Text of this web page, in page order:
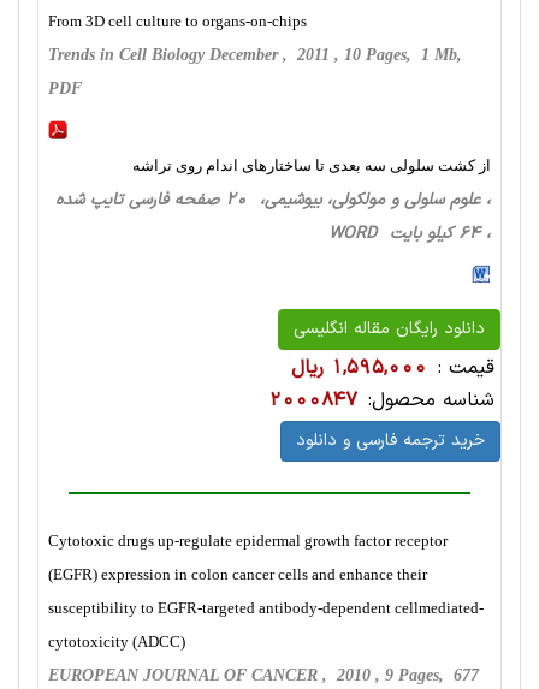
From 3D cell culture to organs-on-chips
Trends in Cell Biology December , 2011 , 10 Pages, 1 Mb,
PDF
از کشت سلولی سه بعدی تا ساختارهای اندام روی تراشه
، علوم سلولی و مولکولی، بیوشیمی، 20 صفحه فارسی تایپ شده
، 64 کیلو بایت WORD
دانلود رایگان مقاله انگلیسی
قیمت : 1,595,000 ریال
شناسه محصول: 2000847
خرید ترجمه فارسی و دانلود
Cytotoxic drugs up-regulate epidermal growth factor receptor
(EGFR) expression in colon cancer cells and enhance their
susceptibility to EGFR-targeted antibody-dependent cellmediated-
cytotoxicity (ADCC)
EUROPEAN JOURNAL OF CANCER , 2010 , 9 Pages, 677